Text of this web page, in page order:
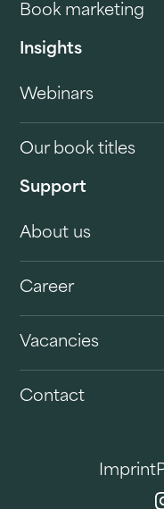
Book marketing
Insights
Webinars
Our book titles
Support
About us
Career
Vacancies
Contact
Imprint